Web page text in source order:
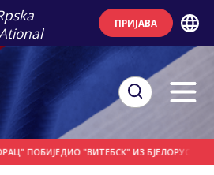
ПРИЈАВА
ПОБИЈЕДИО "ВИТЕБСК" ИЗ БЈЕЛОРУСИЈЕ